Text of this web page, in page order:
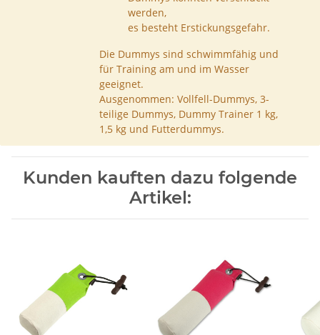
werden,
es besteht Erstickungsgefahr.
Die Dummys sind schwimmfähig und
für Training am und im Wasser
geeignet.
Ausgenommen: Vollfell-Dummys, 3-
teilige Dummys, Dummy Trainer 1 kg,
1,5 kg und Futterdummys.
Kunden kauften dazu folgende
Artikel: